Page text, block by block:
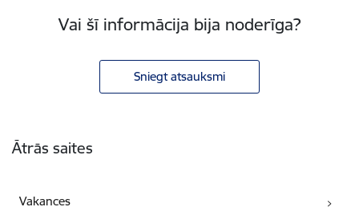
Vai šī informācija bija noderīga?
Sniegt atsauksmi
Ātrās saites
Vakances